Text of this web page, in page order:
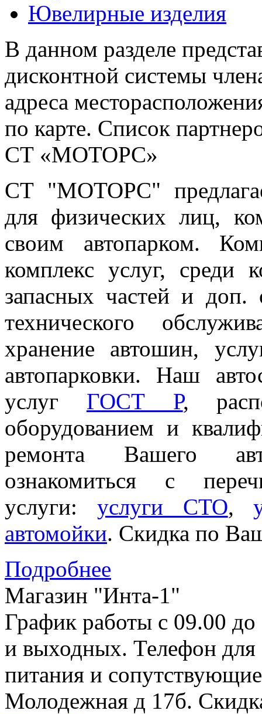
Ювелирные изделия
В данном разделе
дисконтной системы
адреса
по карте. Список
СТ «МОТОРС»
СТ "МОТОРС"
для физических лиц,
своим автопарком.
комплекс услуг, среди
запасных частей и доп.
технического
хранение автошин,
автопарковки. Наш
услуг ГОСТ Р,
оборудованием и
ремонта Вашего
ознакомиться с
услуги: услуги СТО,
автомойки. Скидка по
Подробнее
Магазин "Инта-1"
График работы с 09.00
и выходных. Телефон
питания и
Молодежная д 17б.